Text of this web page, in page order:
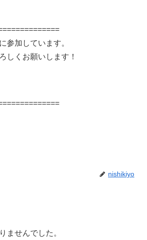
参加しています。
しくお願いします！
nishikiyo
ませんでした。